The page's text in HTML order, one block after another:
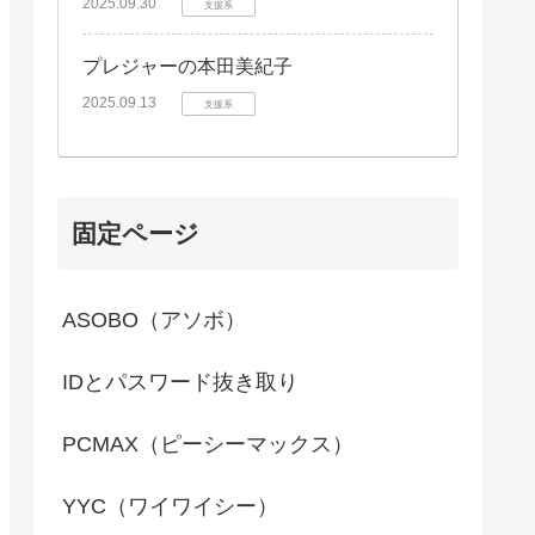
2025.09.30 支援系
プレジャーの本田美紀子
2025.09.13 支援系
固定ページ
ASOBO（アソボ）
IDとパスワード抜き取り
PCMAX（ピーシーマックス）
YYC（ワイワイシー）